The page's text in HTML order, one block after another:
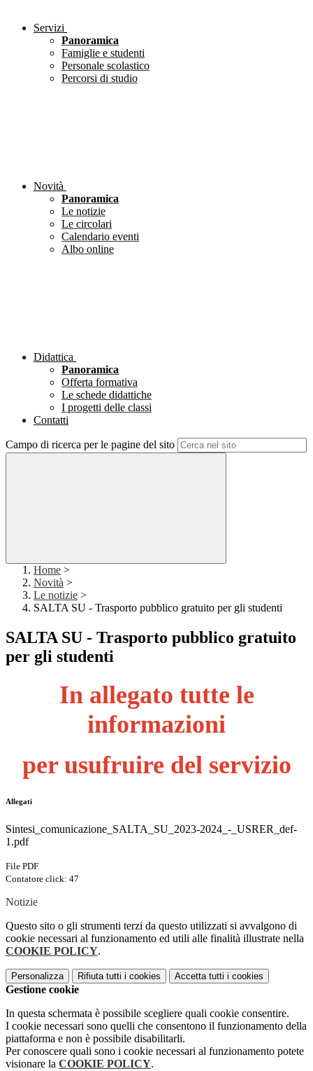
Servizi
Panoramica
Famiglie e studenti
Personale scolastico
Percorsi di studio
Novità
Panoramica
Le notizie
Le circolari
Calendario eventi
Albo online
Didattica
Panoramica
Offerta formativa
Le schede didattiche
I progetti delle classi
Contatti
Campo di ricerca per le pagine del sito
Home >
Novità >
Le notizie >
SALTA SU - Trasporto pubblico gratuito per gli studenti
SALTA SU - Trasporto pubblico gratuito
per gli studenti
In allegato tutte le
informazioni
per usufruire del servizio
Allegati
Sintesi_comunicazione_SALTA_SU_2023-2024_-_USRER_def-
1.pdf
File PDF
Contatore click: 47
Notizie
Questo sito o gli strumenti terzi da questo utilizzati si avvalgono di
cookie necessari al funzionamento ed utili alle finalità illustrate nella
COOKIE POLICY.
Personalizza Rifiuta tutti i cookies Accetta tutti i cookies
Gestione cookie
In questa schermata è possibile scegliere quali cookie consentire.
I cookie necessari sono quelli che consentono il funzionamento della
piattaforma e non è possibile disabilitarli.
Per conoscere quali sono i cookie necessari al funzionamento potete
visionare la COOKIE POLICY.